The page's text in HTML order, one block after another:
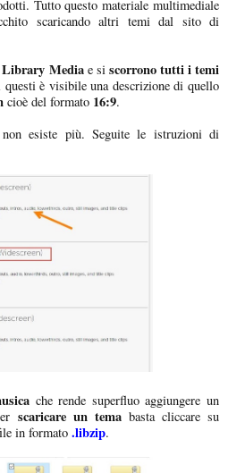
Tutto questo materiale multimediale
scaricando altri temi dal sito di
Library Mediae si scorrono tutti i temi
questi è visibile una descrizione di quello
cioè del formato 16:9.
non esiste più. Seguite le istruzioni di
che rende superfluo aggiungere un
scaricare un temabasta cliccare su
in formato .libzip.